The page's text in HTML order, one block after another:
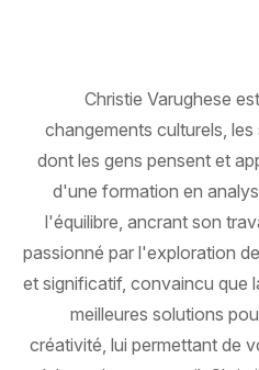
Christie Varughese
changements culturels,
dont les gens pensent et
d'une formation en
l'équilibre, ancrant son
passionné par l'exploration
et significatif, convaincu que
meilleures solutions
créativité, lui permettant de